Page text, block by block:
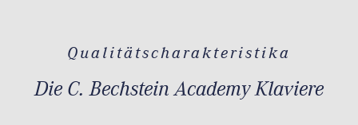
Qualitätscharakteristika
Die C. Bechstein Academy Klaviere